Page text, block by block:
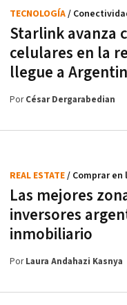
Starlink avanza
celulares en la
llegue a
TECNOLOGÍA/
PorCésar Dergarabedian
Las mejores
inversores
inmobiliario
REAL ESTATE/ Comprar en
PorLaura Andahazi Kasnya